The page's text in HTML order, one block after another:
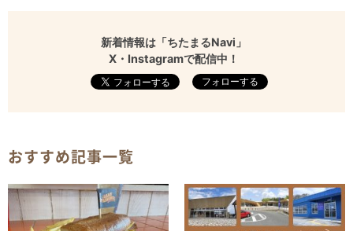
新着情報は「ちたまるNavi」
X・Instagramで配信中！
フォローする
おすすめ記事一覧